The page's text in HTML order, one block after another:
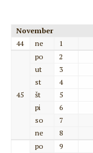
November
44
ne 1
45
po
2
ut
3
st
4
št
5
pi
6
so
7
ne
8
po
9